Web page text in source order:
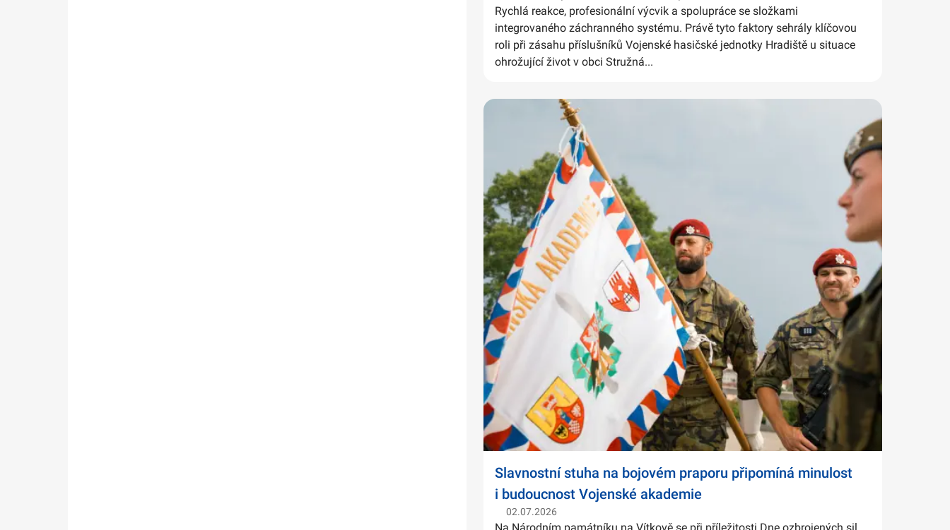
Rychlá reakce, profesionální výcvik a spolupráce se složkami
integrovaného záchranného systému. Právě tyto faktory sehrály klíčovou
roli při zásahu příslušníků Vojenské hasičské jednotky Hradiště u situace
ohrožující život v obci Stružná...
Slavnostní stuha na bojovém praporu připomíná minulost
i budoucnost Vojenské akademie
02.07.2026